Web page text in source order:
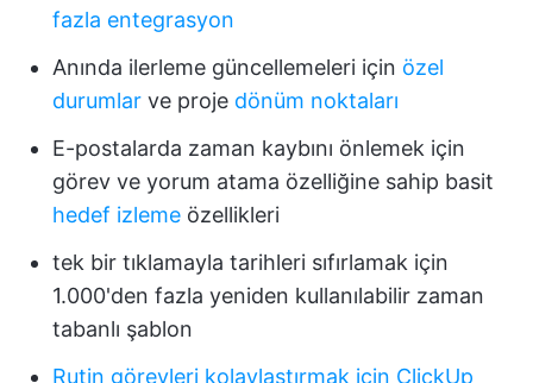
fazla entegrasyon
Anında ilerleme güncellemeleri için özel
durumlar ve proje dönüm noktaları
E-postalarda zaman kaybını önlemek için
görev ve yorum atama özelliğine sahip basit
hedef izleme özellikleri
tek bir tıklamayla tarihleri sıfırlamak için
1.000'den fazla yeniden kullanılabilir zaman
tabanlı şablon
Rutin görevleri kolaylaştırmak için ClickUp